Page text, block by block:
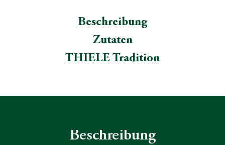
Beschreibung
Zutaten
THIELE Tradition
Beschreibung